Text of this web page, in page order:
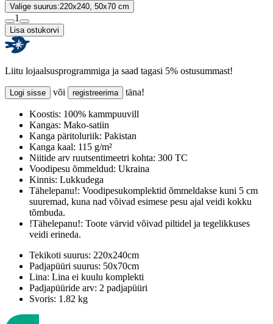
Valige suurus:220x240, 50x70 cm
1
Lisa ostukorvi
Liitu lojaalsusprogrammiga ja saad tagasi 5% ostusummast!
Logi sisse või registreerima täna!
Koostis: 100% kammpuuvill
Kangas: Mako-satiin
Kanga päritoluriik: Pakistan
Kanga kaal: 115 g/m²
Niitide arv ruutsentimeetri kohta: 300 TC
Voodipesu õmmeldud: Ukraina
Kinnis: Lukkudega
Tähelepanu!: Voodipesukomplektid õmmeldakse kuni 5 cm
suuremad, kuna nad võivad esimese pesu ajal veidi kokku
tõmbuda.
!Tähelepanu!: Toote värvid võivad piltidel ja tegelikkuses
veidi erineda.
Tekikoti suurus: 220x240cm
Padjapüüri suurus: 50x70cm
Lina: Lina ei kuulu komplekti
Padjapüüride arv: 2 padjapüüri
Svoris: 1.82 kg